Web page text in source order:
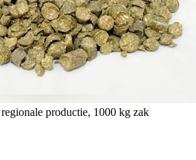
productie, 1000 kg zak